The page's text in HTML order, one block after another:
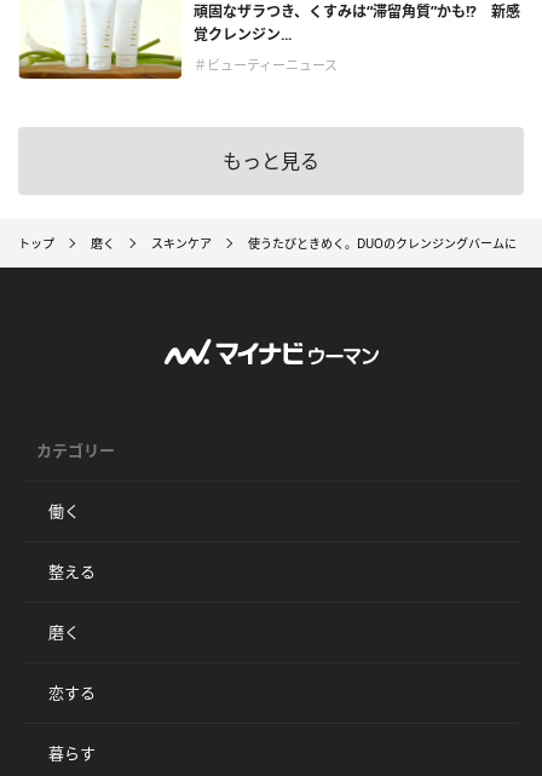
頑固なザラつき、くすみは“滞留角質”かも!? 新感
覚クレンジン...
＃ビューティーニュース
もっと見る
トップ 磨く スキンケア 使うたびときめく。DUOのクレンジングバームに『
カテゴリー
働く
整える
磨く
恋する
暮らす